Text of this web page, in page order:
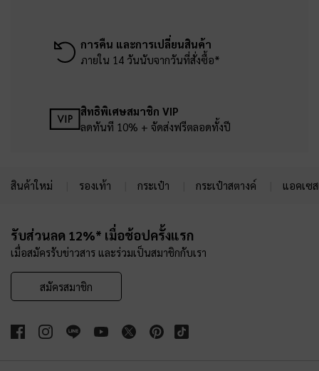
การคืน และการเปลี่ยนสินค้า
ภายใน 14 วันนับจากวันที่สั่งซื้อ*
สิทธิพิเศษสมาชิก VIP
ลดทันที 10% + จัดส่งฟรีตลอดทั้งปี
สินค้าใหม่ รองเท้า กระเป๋า กระเป๋าสตางค์ แอคเซ
รับส่วนลด 12%* เมื่อช้อปครั้งแรก
เมื่อสมัครรับข่าวสาร และร่วมเป็นสมาชิกกับเรา
สมัครสมาชิก